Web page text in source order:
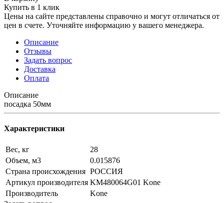
Купить в 1 клик
Цены на сайте представлены справочно и могут отличаться от
цен в счете. Уточняйте информацию у вашего менеджера.
Описание
Отзывы
Задать вопрос
Доставка
Оплата
Описание
посадка 50мм
Характеристики
Вес, кг
28
Объем, м3
0.015876
Страна происхождения РОССИЯ
Артикул производителя KM480064G01 Kone
Производитель
Kone